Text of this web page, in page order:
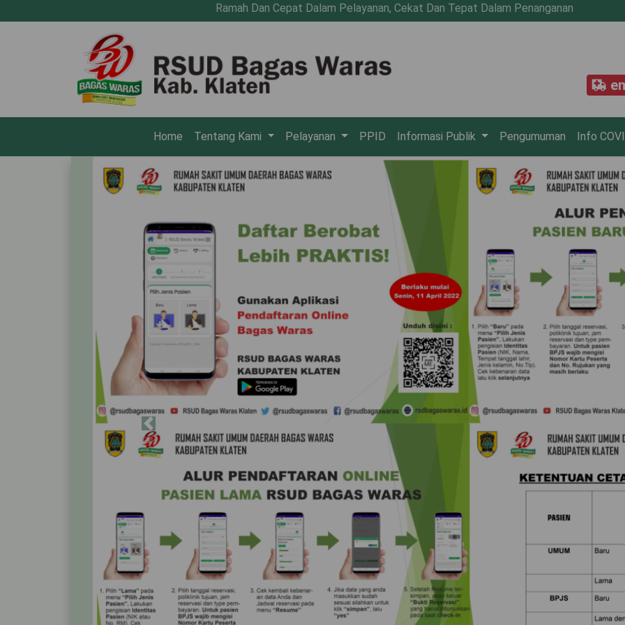
Ramah Dan Cepat Dalam Pelayanan, Cekat Dan Tepat Dalam Penanganan
Home (current)
Tentang Kami Pelayanan PPID Informasi Publik Pengumuman Info
Previous